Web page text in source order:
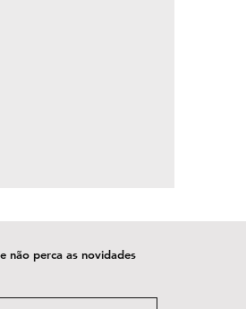
não perca as novidades